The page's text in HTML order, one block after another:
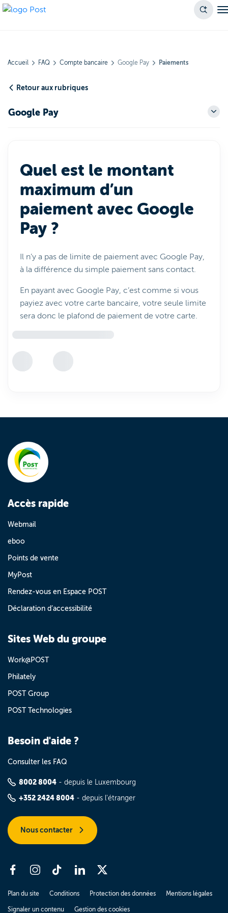
Accueil FAQ Compte bancaire Google Pay Paiements
Retour aux rubriques
Google Pay
Quel est le montant
maximum d’un
paiement avec Google
Pay ?
Il n’y a pas de limite de paiement avec Google Pay,
à la différence du simple paiement sans contact.
En payant avec Google Pay, c’est comme si vous
payiez avec votre carte bancaire, votre seule limite
sera donc le plafond de paiement de votre carte.
Accès rapide
Webmail
eboo
Points de vente
MyPost
Rendez-vous en Espace POST
Déclaration d’accessibilité
Sites Web du groupe
Work@POST
Philately
POST Group
POST Technologies
Besoin d'aide ?
Consulter les FAQ
8002 8004 - depuis le Luxembourg
+352 2424 8004 - depuis l'étranger
Nous contacter
Plan du site Conditions Protection des données Mentions légales
Signaler un contenu Gestion des cookies